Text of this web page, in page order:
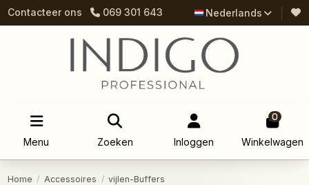
Contacteer ons 069 301 643 Nederlands
Menu Zoeken Inloggen
0
Winkelwagen
Home Accessoires vijlen-Buffers